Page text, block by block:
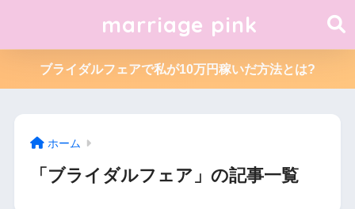
marriage pink
ブライダルフェアで私が10万円稼いだ方法とは?
ホーム
「ブライダルフェア」の記事一覧